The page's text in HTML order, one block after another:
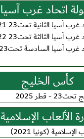
اتحاد غرب آسيا
آسيا الثانية تحت23 2021
آسيا الثالثة تحت23 2022
كأس الخليج
- قطر 2025
الألعاب الإسلامية
(كونيا 2021)